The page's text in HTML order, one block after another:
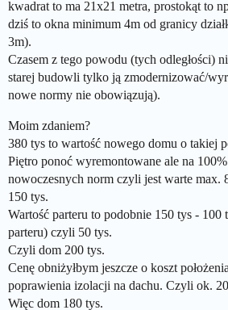
kwadrat to ma 21x21 metra, prostokąt to
dziś to okna minimum 4m od granicy
3m).
Czasem z tego powodu (tych odległości)
starej budowli tylko ją zmodernizować/
nowe normy nie obowiązują).
Moim zdaniem?
380 tys to wartość nowego domu o takiej
Piętro ponoć wyremontowane ale na 100%
nowoczesnych norm czyli jest warte max.
150 tys.
Wartość parteru to podobnie 150 tys - 100
parteru) czyli 50 tys.
Czyli dom 200 tys.
Cenę obniżyłbym jeszcze o koszt
poprawienia izolacji na dachu. Czyli ok.
Więc dom 180 tys.